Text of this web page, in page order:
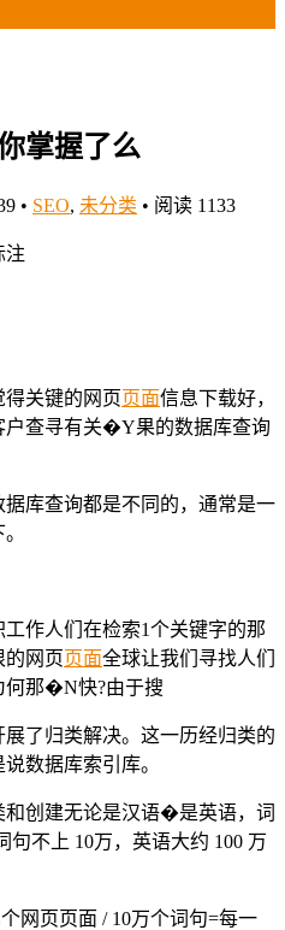
掌握了么
• SEO, 未分类 • 阅读 1133
注
关键的网页页面信息下载好，
户查寻有关�Y果的数据库查询
库查询都是不同的，通常是一
作人们在检索1个关键字的那
的网页页面全球让我们寻找人们
何那�N快?由于搜
了归类解决。这一历经归类的
数据库索引库。
创建无论是汉语�是英语，词
不上 10万，英语大约 100 万
页页面 / 10万个词句=每一